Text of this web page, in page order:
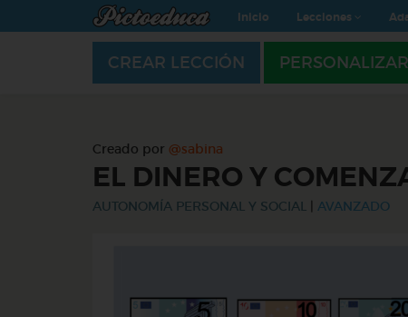
Inicio Lecciones
CREAR LECCIÓN PERSONALIZAR
Creado por @sabina
EL DINERO Y
AUTONOMÍA PERSONAL Y SOCIAL AVANZADO